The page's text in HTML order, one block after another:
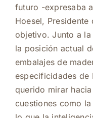
futuro -expresaba
Hoesel, Presidente
objetivo. Junto a
la posición actual
embalajes de
especificidades de
querido mirar
cuestiones como